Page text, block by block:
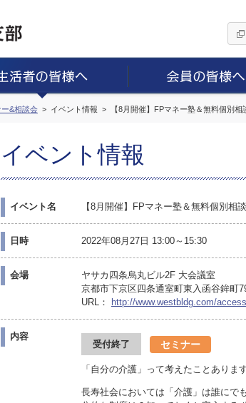
&相談会 イベント情報 【8月開催】FPマネー塾＆無料個別相
イベント情報
イベント名 【8月開催】FPマネー塾＆無料個別相
日時 2022年08月27日 13:00～15:30
会場
ヤサカ四条烏丸ビル2F 大会議室
京都市下京区四条通室町東入函谷鉾町
URL：
http://www.westbldg.com/
内容
受付終了 セミナー
「自分の介護」って考えたことありま
長寿社会においては「介護」は誰にで